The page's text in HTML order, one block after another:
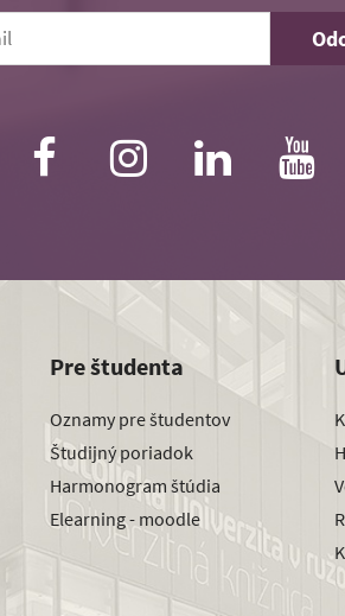
Pre študenta
Oznamy pre študentov
Študijný poriadok
Harmonogram štúdia
Elearning - moodle